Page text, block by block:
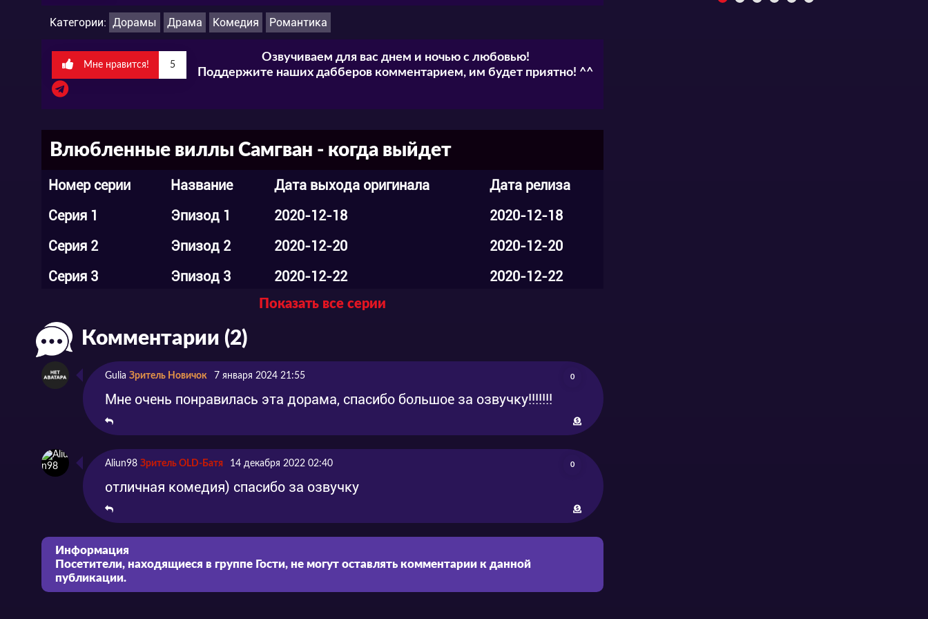
Категории: Дорамы Драма Комедия Романтика
Мне нравится! 5
Озвучиваем для вас днем и ночью с любовью!
Поддержите наших дабберов комментарием, им будет приятно! ^^
Влюбленные виллы Самгван - когда выйдет
Номер серии Название Дата выхода оригинала
Дата релиза
Серия 1
Эпизод 1 2020-12-18
2020-12-18
Серия 2
Эпизод 2 2020-12-20
2020-12-20
Серия 3
Эпизод 3 2020-12-22
2020-12-22
2020-12-22
Серия 5
Эпизод 5
Серия 6
Эпизод 6 2020-12-28
Серия 7
Эпизод 7 2020-12-31
2020-12-31
Серия 8
Серия 9
Эпизод 9 2021-01-03
Серия 10
Эпизод 10 2021-01-05
Серия 11
Эпизод 11 2021-01-06
2021-01-06
Серия 12
Серия 13
Показать все серии
Комментарии (2)
Gulia Зритель Новичок 7 января 2024 21:55 0
Мне очень понравилась эта дорама, спасибо большое за озвучку!!!!!!!
Aliun98 Зритель OLD-Батя 14 декабря 2022 02:40 0
отличная комедия) спасибо за озвучку
Информация
Посетители, находящиеся в группе Гости, не могут оставлять комментарии к данной
публикации.